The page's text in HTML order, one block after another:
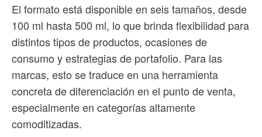
El formato está disponible en seis tamaños, desde
100 ml hasta 500 ml, lo que brinda flexibilidad para
distintos tipos de productos, ocasiones de
consumo y estrategias de portafolio. Para las
marcas, esto se traduce en una herramienta
concreta de diferenciación en el punto de venta,
especialmente en categorías altamente
comoditizadas.